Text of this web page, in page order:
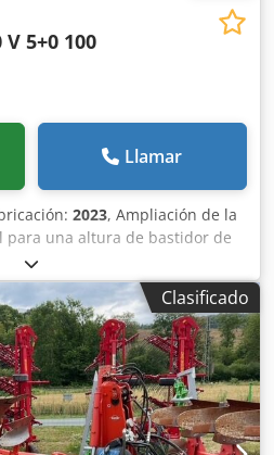
5+0 100
Llamar
2023, Ampliación de la
una altura de bastidor de
/ 35, 1 par de rejas de 430, 1
1 par de chapas insertables
para disco cuchilla para
dentado y / con suspensión, 1
Clasificado